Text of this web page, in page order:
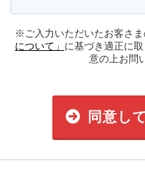
※ご入力いただいたお客さま
について」 に基づき適正に
意の上お問
同意し